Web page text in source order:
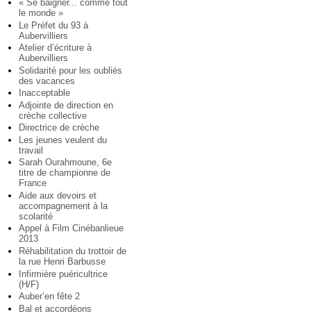
« Se baigner... comme tout
le monde »
Le Préfet du 93 à
Aubervilliers
Atelier d’écriture à
Aubervilliers
Solidarité pour les oubliés
des vacances
Inacceptable
Adjointe de direction en
crèche collective
Directrice de crèche
Les jeunes veulent du
travail
Sarah Ourahmoune, 6e
titre de championne de
France
Aide aux devoirs et
accompagnement à la
scolarité
Appel à Film Cinébanlieue
2013
Réhabilitation du trottoir de
la rue Henri Barbusse
Infirmière puéricultrice
(H/F)
Auber’en fête 2
Bal et accordéons